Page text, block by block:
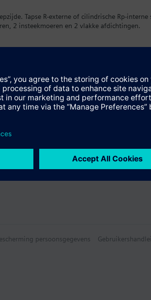
Tapse R-externe of cilindrische Rp-
2 insteekmoeren en 2 vlakke afdichtingen.
persoonsgegevens